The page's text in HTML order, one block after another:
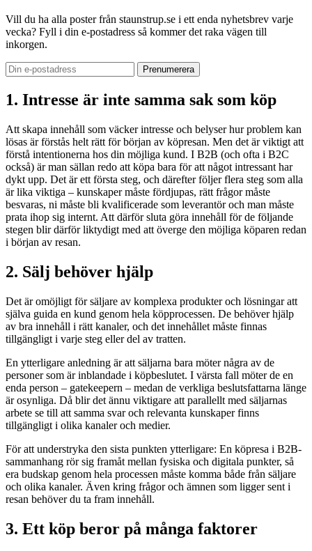
Vill du ha alla poster från staunstrup.se i ett enda nyhetsbrev varje
vecka? Fyll i din e-postadress så kommer det raka vägen till
inkorgen.
1. Intresse är inte samma sak som köp
Att skapa innehåll som väcker intresse och belyser hur problem kan
lösas är förstås helt rätt för början av köpresan. Men det är viktigt att
förstå intentionerna hos din möjliga kund. I B2B (och ofta i B2C
också) är man sällan redo att köpa bara för att något intressant har
dykt upp. Det är ett första steg, och därefter följer flera steg som alla
är lika viktiga – kunskaper måste fördjupas, rätt frågor måste
besvaras, ni måste bli kvalificerade som leverantör och man måste
prata ihop sig internt. Att därför sluta göra innehåll för de följande
stegen blir därför liktydigt med att överge den möjliga köparen redan
i början av resan.
2. Sälj behöver hjälp
Det är omöjligt för säljare av komplexa produkter och lösningar att
själva guida en kund genom hela köpprocessen. De behöver hjälp
av bra innehåll i rätt kanaler, och det innehållet måste finnas
tillgängligt i varje steg eller del av tratten.
En ytterligare anledning är att säljarna bara möter några av de
personer som är inblandade i köpbeslutet. I värsta fall möter de en
enda person – gatekeepern – medan de verkliga beslutsfattarna länge
är osynliga. Då blir det ännu viktigare att parallellt med säljarnas
arbete se till att samma svar och relevanta kunskaper finns
tillgängligt i olika kanaler och medier.
För att understryka den sista punkten ytterligare: En köpresa i B2B-
sammanhang rör sig framåt mellan fysiska och digitala punkter, så
era budskap genom hela processen måste komma både från säljare
och olika kanaler. Även kring frågor och ämnen som ligger sent i
resan behöver du ta fram innehåll.
3. Ett köp beror på många faktorer